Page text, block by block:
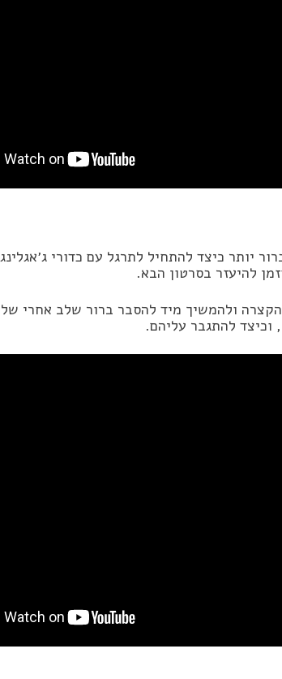
יותר כיצד להתחיל לתרגל עם כדורי
ולהמשיך מיד להסבר ברור שלב אחרי
וכיצד להתגבר עליהם.